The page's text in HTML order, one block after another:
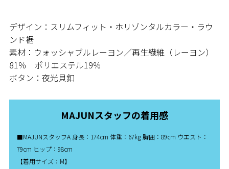
デザイン：スリムフィット・ホリゾンタルカラー・ラウ
ンド裾
素材：ウォッシャブルレーヨン／再生繊維（レーヨン）
81％ ポリエステル19％
ボタン：夜光貝釦
MAJUNスタッフの着用感
■MAJUNスタッフA 身長：174cm 体重：67kg 胸囲：89cm ウエスト：
79cm ヒップ：98cm
【着用サイズ：M】